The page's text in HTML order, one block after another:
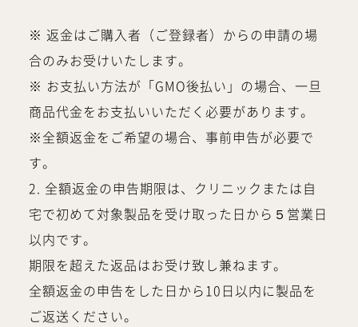
※ 返金はご購入者（ご登録者）からの申請の場
合のみお受けいたします。
※ お支払い方法が「GMO後払い」の場合、一旦
商品代金をお支払いいただく必要があります。
※全額返金をご希望の場合、事前申告が必要で
す。
2. 全額返金の申告期限は、クリニックまたは自
宅で初めて対象製品を受け取った日から５営業日
以内です。
期限を超えた返品はお受け致し兼ねます。
全額返金の申告をした日から10日以内に製品を
ご返送ください。